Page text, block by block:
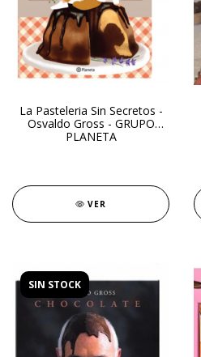
La Pasteleria Sin Secretos -
Osvaldo Gross - GRUPO
PLANETA
VER
SIN STOCK